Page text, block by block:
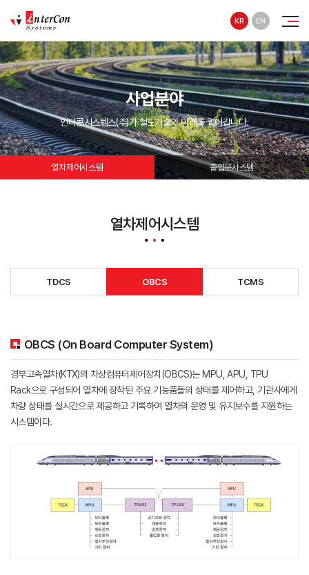
KR EN
사업분야
인터콘시스템스(주)가 철도기술의 미래를 열어갑니다.
열차제어시스템 출입문시스템
열차제어시스템
TDCS OBCS TCMS
OBCS (On Board Computer System)
경부고속열차(KTX)의 차상컴퓨터제어장치(OBCS)는 MPU, APU, TPU
Rack으로 구성되어 열차에 장착된 주요 기능품들의 상태를 제어하고, 기관사에게
차량 상태를 실시간으로 제공하고 기록하여 열차의 운영 및 유지보수를 지원하는
시스템이다.